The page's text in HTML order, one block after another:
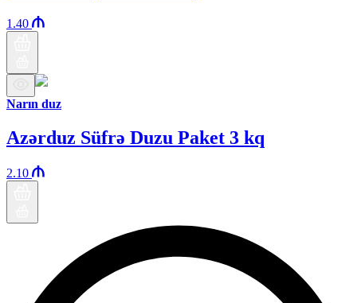
1.40
Narın duz
Azərduz Süfrə Duzu Paket 3 kq
2.10